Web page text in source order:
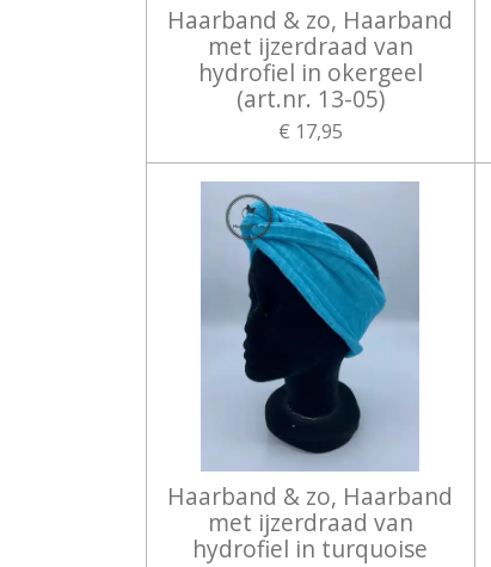
Haarband & zo, Haarband
met ijzerdraad van
hydrofiel in okergeel
(art.nr. 13-05)
€ 17,95
Haarband & zo, Haarband
met ijzerdraad van
hydrofiel in turquoise